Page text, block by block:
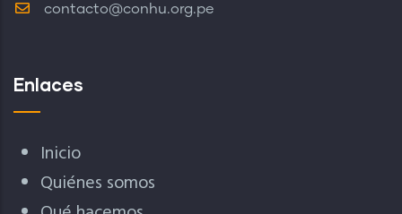
contacto@conhu.org.pe
Enlaces
Inicio
Quiénes somos